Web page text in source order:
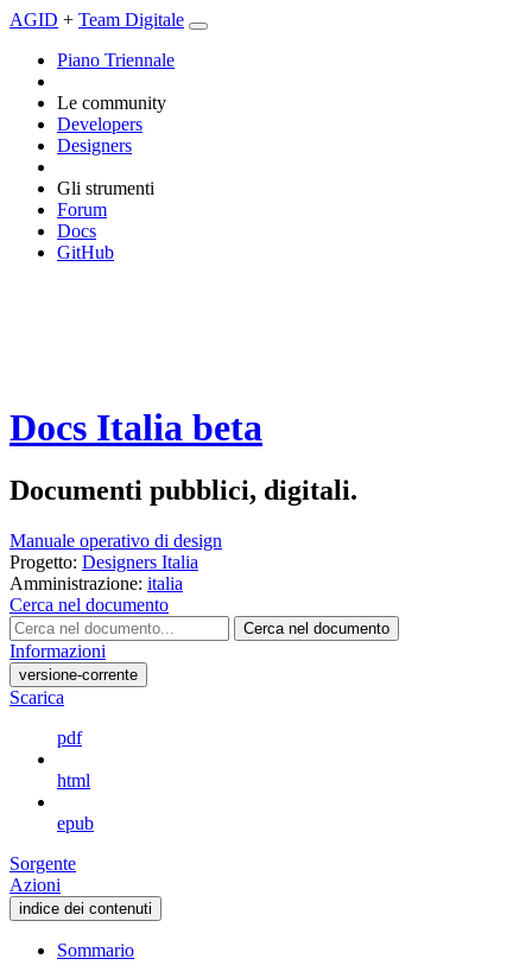
AGID + Team Digitale
Piano Triennale
Le community
Developers
Designers
Gli strumenti
Forum
Docs
GitHub
Docs Italia beta
Documenti pubblici, digitali.
Manuale operativo di design
Progetto: Designers Italia
Amministrazione: italia
Cerca nel documento
Cerca nel documento
Informazioni
versione-corrente
Scarica
pdf
html
epub
Sorgente
Azioni
indice dei contenuti
Sommario